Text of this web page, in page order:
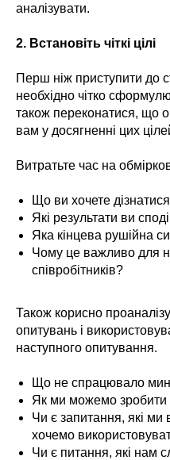
аналізувати.
2. Встановіть чіткі цілі
Перш ніж приступити до
необхідно чітко
також переконатися, що
вам у досягненні цих
Витратьте час на
Що ви хочете
Які результати ви
Яка кінцева рушійна
Чому це важливо для
співробітників?
Також корисно
опитувань і
наступного опитування.
Що не спрацювало
Як ми можемо зробити
Чи є запитання, які ми
хочемо
Чи є питання, які нам